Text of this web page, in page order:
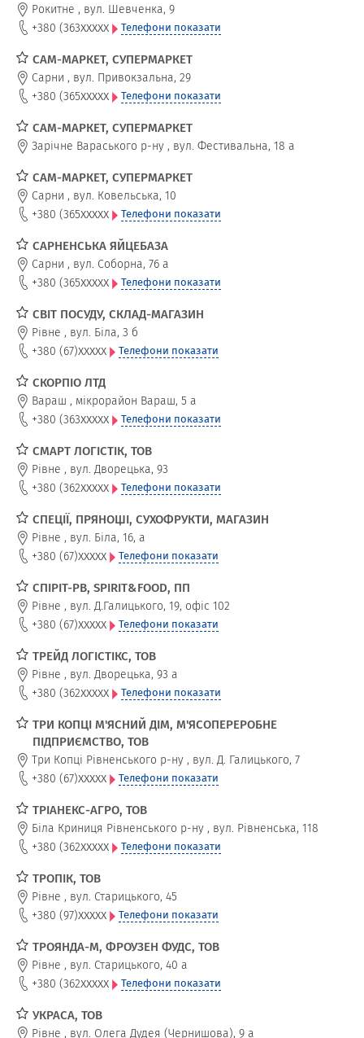
Рокитне , вул. Шевченка, 9
+380 (363xxxxx Телефони показати
САМ-МАРКЕТ, СУПЕРМАРКЕТ
Сарни , вул. Привокзальна, 29
+380 (365xxxxx Телефони показати
САМ-МАРКЕТ, СУПЕРМАРКЕТ
Зарічне Вараського р-ну , вул. Фестивальна, 18 а
САМ-МАРКЕТ, СУПЕРМАРКЕТ
Сарни , вул. Ковельська, 10
+380 (365xxxxx Телефони показати
САРНЕНСЬКА ЯЙЦЕБАЗА
Сарни , вул. Соборна, 76 а
+380 (365xxxxx Телефони показати
СВІТ ПОСУДУ, СКЛАД-МАГАЗИН
Рівне , вул. Біла, 3 б
+380 (67)xxxxx Телефони показати
СКОРПІО ЛТД
Вараш , мікрорайон Вараш, 5 а
+380 (363xxxxx Телефони показати
СМАРТ ЛОГІСТІК, ТОВ
Рівне , вул. Дворецька, 93
+380 (362xxxxx Телефони показати
СПЕЦІЇ, ПРЯНОЩІ, СУХОФРУКТИ, МАГАЗИН
Рівне , вул. Біла, 16, а
+380 (67)xxxxx Телефони показати
СПІРІТ-РВ, SPIRIT&FOOD, ПП
Рівне , вул. Д.Галицького, 19, офіс 102
+380 (67)xxxxx Телефони показати
ТРЕЙД ЛОГІСТІКС, ТОВ
Рівне , вул. Дворецька, 93 а
+380 (362xxxxx Телефони показати
ТРИ КОПЦІ М'ЯСНИЙ ДІМ, М'ЯСОПЕРЕРОБНЕ
ПІДПРИЄМСТВО, ТОВ
Три Копці Рівненського р-ну , вул. Д. Галицького, 7
+380 (67)xxxxx Телефони показати
ТРІАНЕКС-АГРО, ТОВ
Біла Криниця Рівненського р-ну , вул. Рівненська, 118
+380 (362xxxxx Телефони показати
ТРОПІК, ТОВ
Рівне , вул. Старицького, 45
+380 (97)xxxxx Телефони показати
ТРОЯНДА-М, ФРОУЗЕН ФУДС, ТОВ
Рівне , вул. Старицького, 40 а
+380 (362xxxxx Телефони показати
УКРАСА, ТОВ
Рівне , вул. Олега Дудея (Чернишова), 9 а